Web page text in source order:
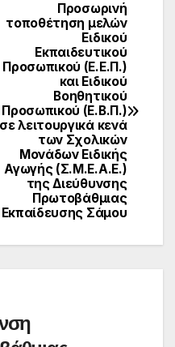
Προσωρινή
τοποθέτηση μελών
Ειδικού
Εκπαιδευτικού
Προσωπικού (Ε.Ε.Π.)
και Ειδικού
Βοηθητικού
Προσωπικού (Ε.Β.Π.)
σε λειτουργικά κενά
των Σχολικών
Μονάδων Ειδικής
Αγωγής (Σ.Μ.Ε.Α.Ε.)
της Διεύθυνσης
Πρωτοβάθμιας
Εκπαίδευσης Σάμου